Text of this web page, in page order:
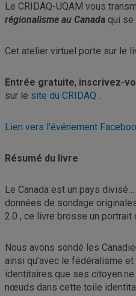
Le CRIDAQ-UQAM vous
régionalisme au Canada qui se
Cet atelier virtuel porte sur le
Entrée gratuite, inscrivez-
sur le site du CRIDAQ .
Lien vers l'événement
Résumé du livre
Le Canada est un pays
données de sondage
2.0 , ce livre brosse un
Nous avons sondé les
ainsi qu’avec le fédéralisme
identitaires que ses
nœuds dans cette toile